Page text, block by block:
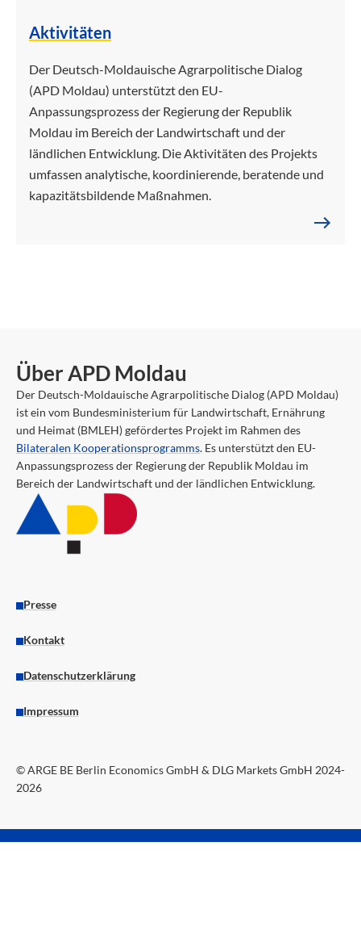
Aktivitäten
Der Deutsch-Moldauische Agrarpolitische Dialog
(APD Moldau) unterstützt den EU-
Anpassungsprozess der Regierung der Republik
Moldau im Bereich der Landwirtschaft und der
ländlichen Entwicklung. Die Aktivitäten des Projekts
umfassen analytische, koordinierende, beratende und
kapazitätsbildende Maßnahmen.
Über APD Moldau
Der Deutsch-Moldauische Agrarpolitische Dialog (APD Moldau)
ist ein vom Bundesministerium für Landwirtschaft, Ernährung
und Heimat (BMLEH) gefördertes Projekt im Rahmen des
Bilateralen Kooperationsprogramms. Es unterstützt den EU-
Anpassungsprozess der Regierung der Republik Moldau im
Bereich der Landwirtschaft und der ländlichen Entwicklung.
Presse
Kontakt
Datenschutzerklärung
Impressum
© ARGE BE Berlin Economics GmbH & DLG Markets GmbH 2024-
2026